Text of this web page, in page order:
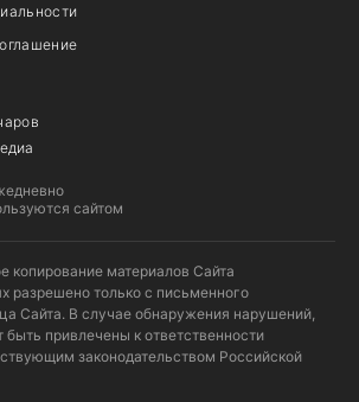
сайтом
копирование материалов Сайта
разрешено только с письменного
Сайта. В случае обнаружения нарушений,
привлечены к ответственности
законодательством Российской